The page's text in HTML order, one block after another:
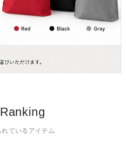
ているアイテム